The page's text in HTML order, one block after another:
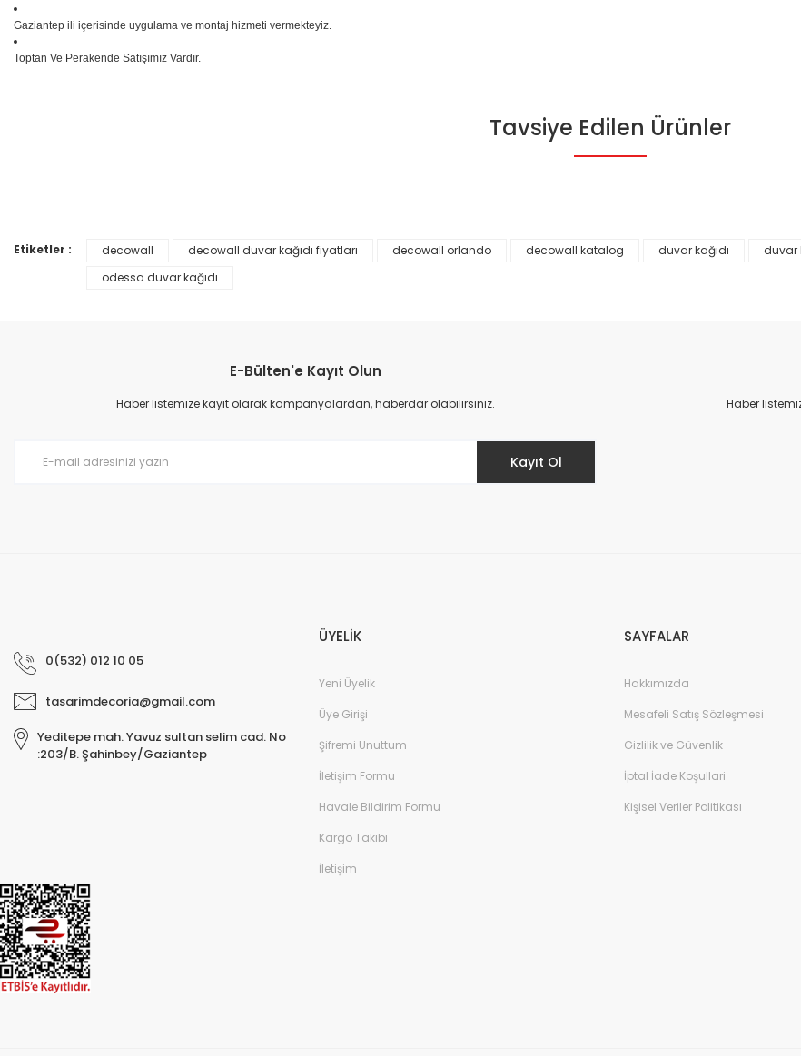
Gaziantep ili içerisinde uygulama ve montaj hizmeti vermekteyiz.
Toptan Ve Perakende Satışımız Vardır.
Bu ürüne ilk yorumu siz yapın!
Bu ürünün fiyat bilgisi, resim, ürün açıklamalarında ve diğer konularda yetersiz gördüğünüz noktaları öneri formunu kullanarak
Ürün bilgilerinde hatalar bulunuyor.
Tavsiye Edilen Ürünler
Prime ArtDECO Duvar Kağıdı Tutkalı 500 gr
Etiketler : decowall decowall duvar kağıdı fiyatları decowall orlando decowall katalog duvar kağıdı duvar
odessa duvar kağıdı
E-Bülten'e Kayıt Olun
Haber listemize kayıt olarak kampanyalardan, haberdar olabilirsiniz.
Kayıt Ol
Haber
0(532) 012 10 05
tasarimdecoria@gmail.com
Yeditepe mah. Yavuz sultan selim cad. No
:203/B. Şahinbey/Gaziantep
ÜYELİK
Yeni Üyelik
Üye Girişi
Şifremi Unuttum
İletişim Formu
Havale Bildirim Formu
Kargo Takibi
İletişim
SAYFALAR
Hakkımızda
Mesafeli Satış Sözleşmesi
Gizlilik ve Güvenlik
İptal İade Koşullari
Kişisel Veriler Politikası